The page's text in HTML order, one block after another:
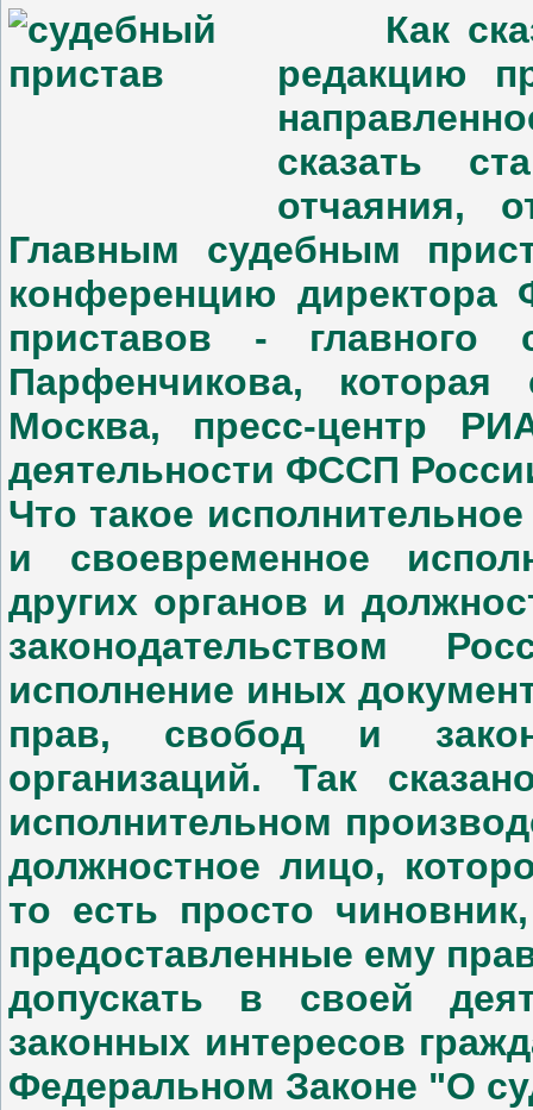
Как
редакцию
сказать
отчаяния,
Главным судебным
конференцию директора
приставов - главного
Парфенчикова,
Москва, пресс-центр
деятельности ФССП
Что такое
и своевременное
других органов и
законодательством
исполнение иных
прав, свобод и
организаций. Так
исполнительном
должностное лицо,
то есть просто
предоставленные ему
допускать в своей
законных интересов
Федеральном Законе "О